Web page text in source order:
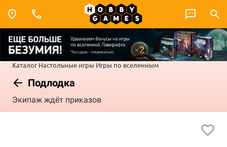
Каталог Настольные игры Игры по вселенным
Подлодка
Экипаж ждёт приказов